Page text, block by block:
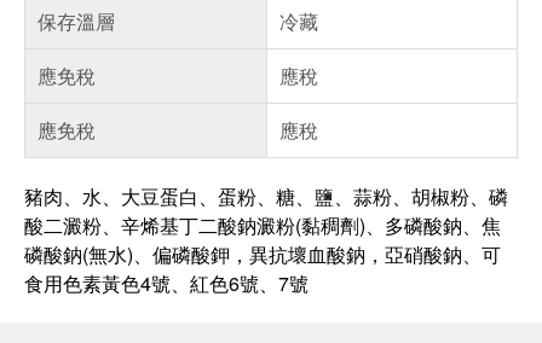
保存溫層
冷藏
應免稅
應稅
應免稅
應稅
豬肉、水、大豆蛋白、蛋粉、糖、鹽、蒜粉、胡椒粉、磷
酸二澱粉、辛烯基丁二酸鈉澱粉(黏稠劑)、多磷酸鈉、焦
磷酸鈉(無水)、偏磷酸鉀，異抗壞血酸鈉，亞硝酸鈉、可
食用色素黃色4號、紅色6號、7號